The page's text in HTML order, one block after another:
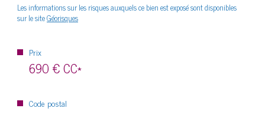
Les informations sur les risques auxquels ce bien est exposé sont disponibles
sur le siteGéorisques
Prix
690 €CC*
Code postal